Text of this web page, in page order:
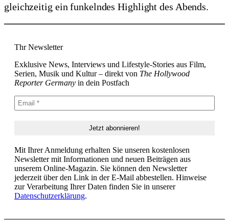
gleichzeitig ein funkelndes Highlight des Abends.
Thr Newsletter
Exklusive News, Interviews und Lifestyle-Stories aus Film,
Serien, Musik und Kultur – direkt von The Hollywood
Reporter Germany in dein Postfach
Mit Ihrer Anmeldung erhalten Sie unseren kostenlosen
Newsletter mit Informationen und neuen Beiträgen aus
unserem Online-Magazin. Sie können den Newsletter
jederzeit über den Link in der E-Mail abbestellen. Hinweise
zur Verarbeitung Ihrer Daten finden Sie in unserer
Datenschutzerklärung.